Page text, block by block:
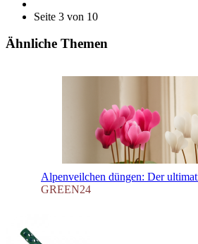
Seite 3 von 10
Ähnliche Themen
GREEN24